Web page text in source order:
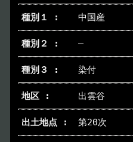
中国産
―
染付
出雲谷
第20次